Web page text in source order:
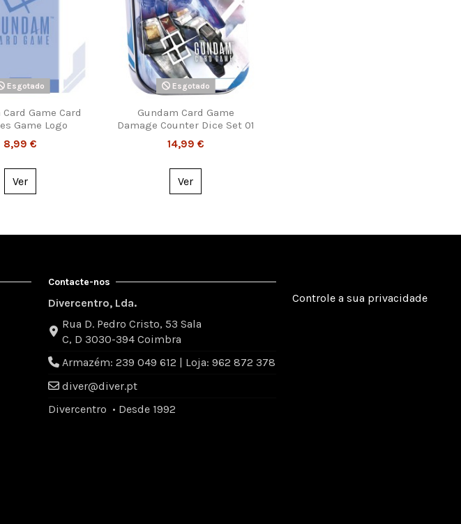
Esgotado
Game Card
Game Logo
8,99 €
Ver
Esgotado
Gundam Card Game
Damage Counter Dice Set 01
14,99 €
Ver
Contacte-nos
Divercentro, Lda.
Rua D. Pedro Cristo, 53 Sala
C, D 3030-394 Coimbra
Armazém: 239 049 612 | Loja: 962 872 378
diver@diver.pt
Divercentro • Desde 1992
Controle a sua privacidade